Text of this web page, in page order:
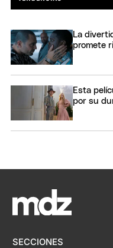
La
promete
Esta
por su
SECCIONES